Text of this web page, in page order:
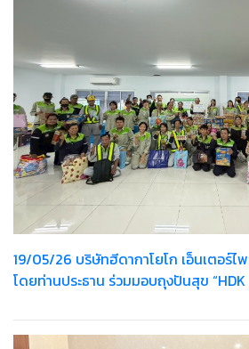
19/05/26 บริษัทฮีดากาโยโก เอ็นเตอร์ไ
โดยท่านประธาน ร่วมมอบถุงปันสุข